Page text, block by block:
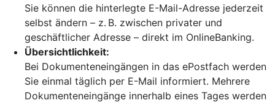
Sie können die hinterlegte E-Mail-Adresse jederzeit
selbst ändern – z. B. zwischen privater und
geschäftlicher Adresse – direkt im OnlineBanking.
Übersichtlichkeit:
Bei Dokumenteneingängen in das ePostfach werden
Sie einmal täglich per E-Mail informiert. Mehrere
Dokumenteneingänge innerhalb eines Tages werden